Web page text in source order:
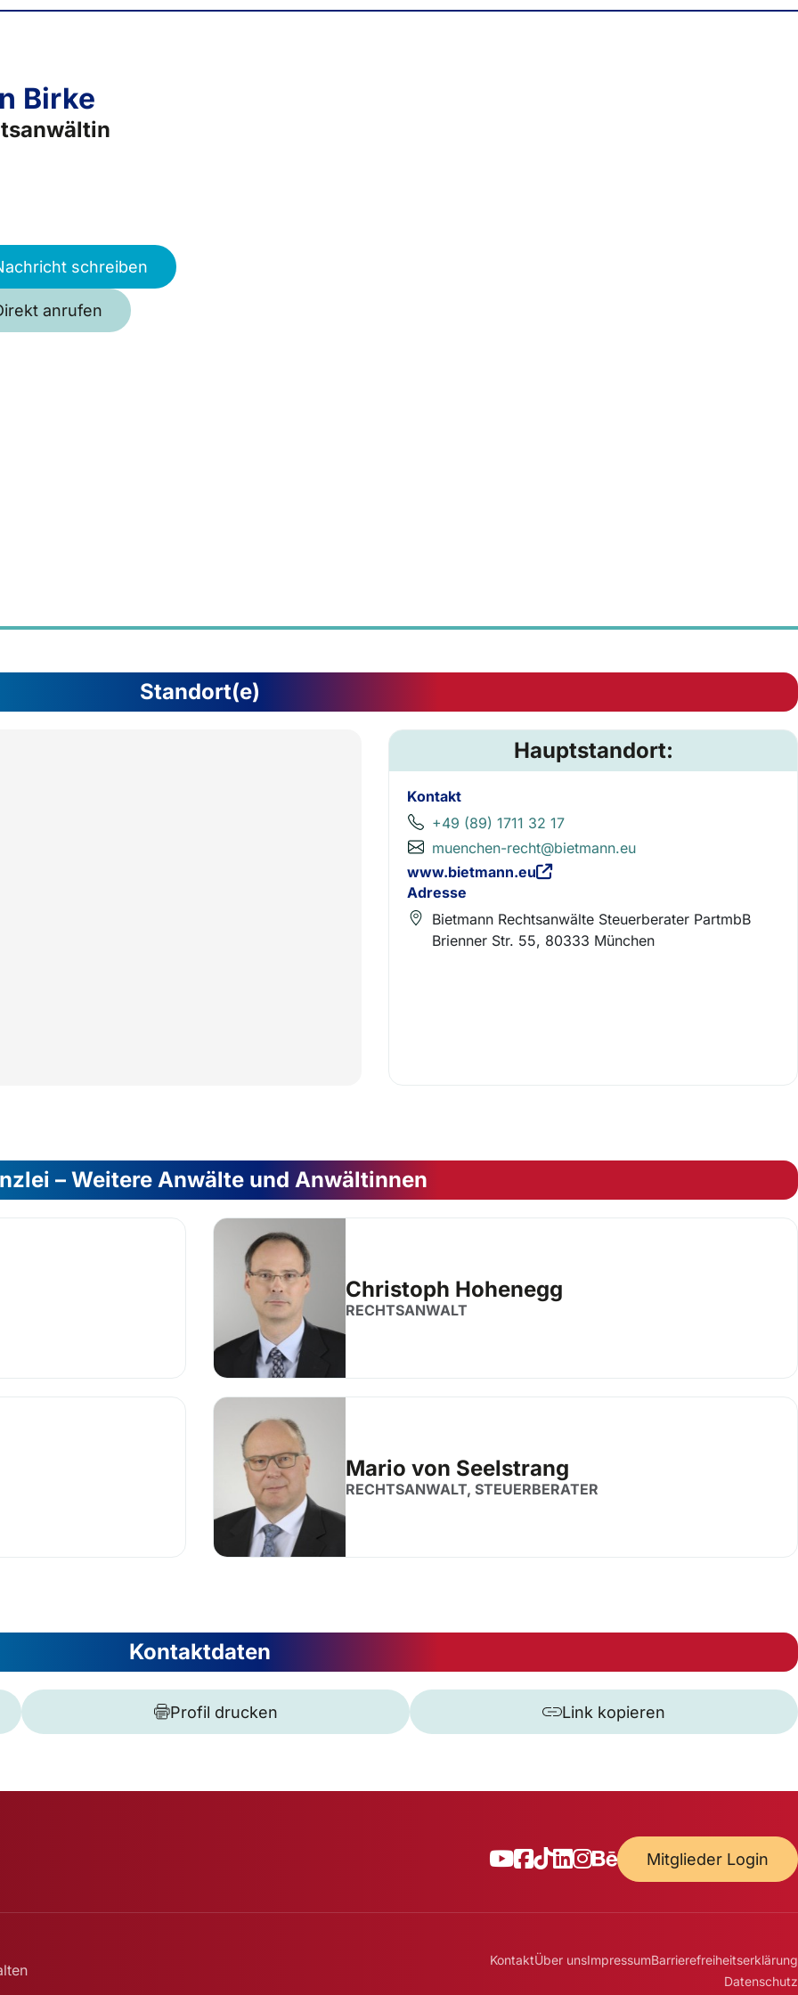
Birke
schreiben
anrufen
Standort(e)
Hauptstandort:
Kontakt
+49 (89) 1711 32 17
muenchen-recht@bietmann.eu
www.bietmann.eu
Adresse
Bietmann Rechtsanwälte Steuerberater PartmbB
Brienner Str. 55, 80333 München
– Weitere Anwälte und Anwältinnen
Christoph Hohenegg
RECHTSANWALT
Mario von Seelstrang
RECHTSANWALT, STEUERBERATER
Kontaktdaten
Profil drucken Link kopieren
Mitglieder Login
KontaktÜber unsImpressumBarrierefreiheitserklärung
Datenschutz